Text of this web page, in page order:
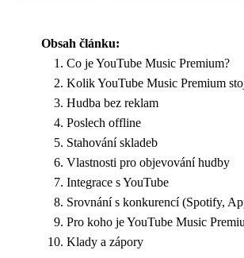
Obsah článku:
Co je YouTube Music Premium?
Kolik YouTube Music Premium
Hudba bez reklam
Poslech offline
Stahování skladeb
Vlastnosti pro objevování hudby
Integrace s YouTube
Srovnání s konkurencí (Spotify,
Pro koho je YouTube Music
Klady a zápory